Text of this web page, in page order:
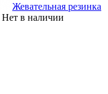
Жевательная резинка
Нет в наличии